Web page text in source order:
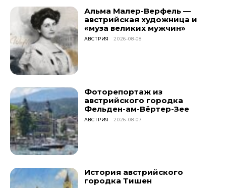
Альма Малер-Верфель —
австрийская художница и
«муза великих мужчин»
АВСТРИЯ 2026-08-08
Фоторепортаж из
австрийского городка
Фельден-ам-Вёртер-Зее
АВСТРИЯ 2026-08-07
История австрийского
городка Тишен